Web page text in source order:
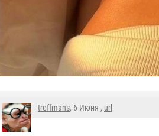
treffmans, 6 Июня , url